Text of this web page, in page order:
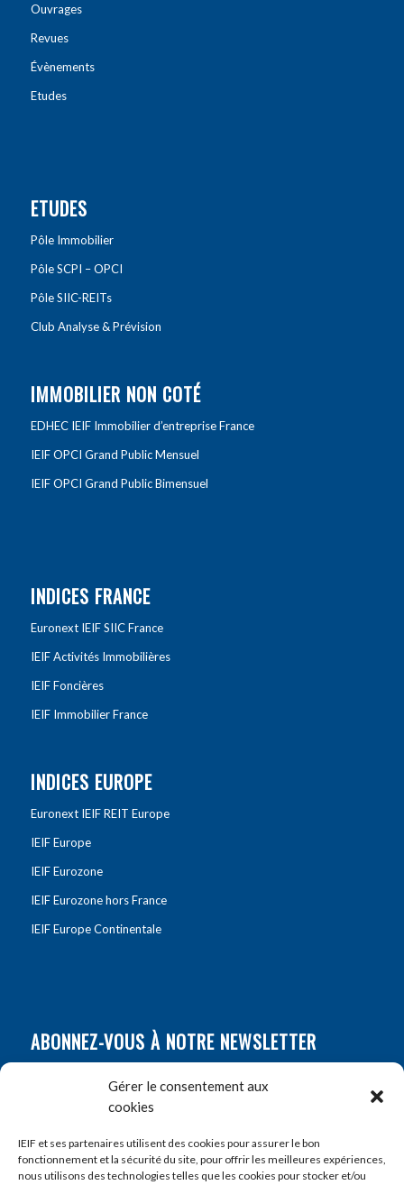
Gérer le consentement aux
cookies
IEIF et ses partenaires utilisent des cookies pour assurer le bon
fonctionnement et la sécurité du site, pour offrir les meilleures expériences,
nous utilisons des technologies telles que les cookies pour stocker et/ou
Ouvrages
Revues
Évènements
Etudes
ETUDES
Pôle Immobilier
Pôle SCPI – OPCI
Pôle SIIC-REITs
Club Analyse & Prévision
IMMOBILIER NON COTÉ
EDHEC IEIF Immobilier d’entreprise France
IEIF OPCI Grand Public Mensuel
IEIF OPCI Grand Public Bimensuel
INDICES FRANCE
Euronext IEIF SIIC France
IEIF Activités Immobilières
IEIF Foncières
IEIF Immobilier France
INDICES EUROPE
Euronext IEIF REIT Europe
IEIF Europe
IEIF Eurozone
IEIF Eurozone hors France
IEIF Europe Continentale
ABONNEZ-VOUS À NOTRE NEWSLETTER
Prénom*